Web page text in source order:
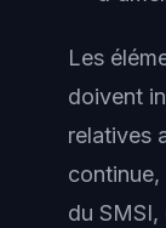
Les
doivent
relatives
du SMSI,